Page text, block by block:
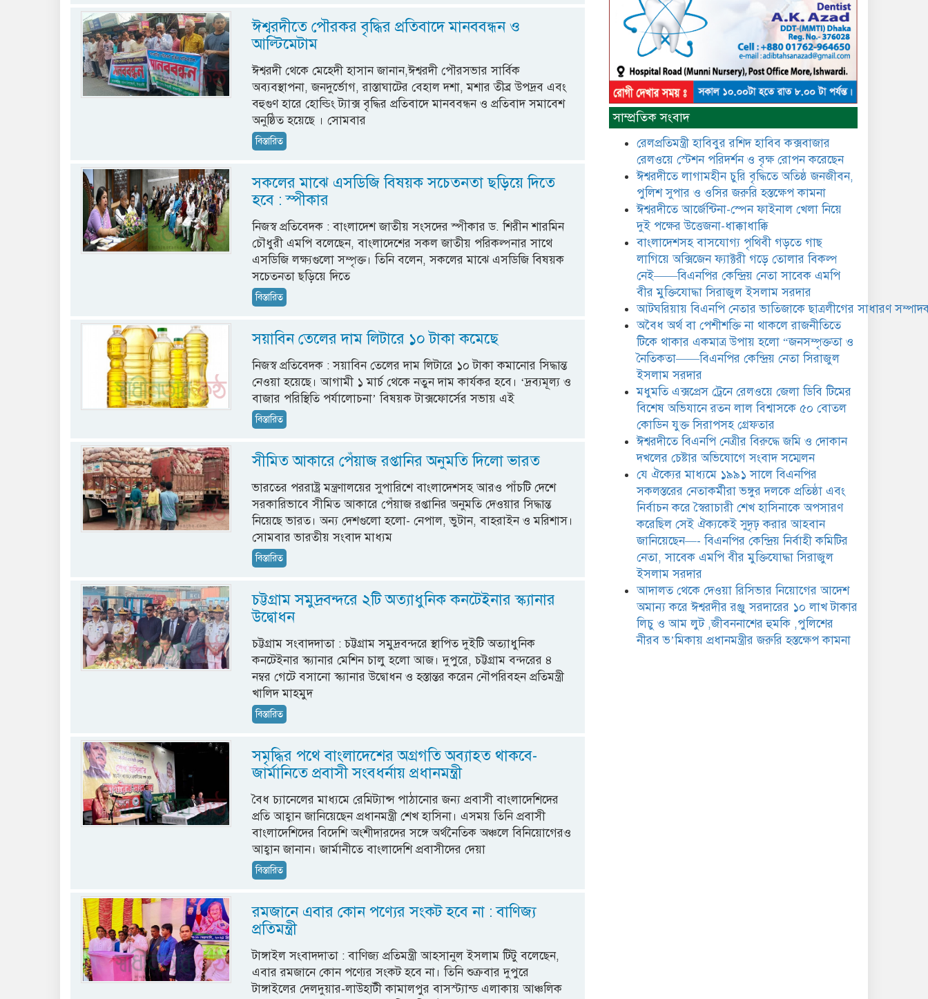
ঈশ্বরদীতে পৌরকর বৃদ্ধির প্রতিবাদে মানববন্ধন ও
আল্টিমেটাম
ঈশ্বরদী থেকে মেহেদী হাসান জানান,ঈশ্বরদী পৌরসভার সার্বিক
অব্যবস্থাপনা, জনদুর্ভোগ, রাস্তাঘাটের বেহাল দশা, মশার তীব্র উপদ্রব এবং
বহুগুণ হারে হোল্ডিং ট্যাক্স বৃদ্ধির প্রতিবাদে মানববন্ধন ও প্রতিবাদ সমাবেশ
অনুষ্ঠিত হয়েছে । সোমবার
বিস্তারিত
সকলের মাঝে এসডিজি বিষয়ক সচেতনতা ছড়িয়ে দিতে
হবে : স্পীকার
নিজস্ব প্রতিবেদক : বাংলাদেশ জাতীয় সংসদের স্পীকার ড. শিরীন শারমিন
চৌধুরী এমপি বলেছেন, বাংলাদেশের সকল জাতীয় পরিকল্পনার সাথে
এসডিজি লক্ষ্যগুলো সম্পৃক্ত। তিনি বলেন, সকলের মাঝে এসডিজি বিষয়ক
সচেতনতা ছড়িয়ে দিতে
বিস্তারিত
সয়াবিন তেলের দাম লিটারে ১০ টাকা কমেছে
নিজস্ব প্রতিবেদক : সয়াবিন তেলের দাম লিটারে ১০ টাকা কমানোর সিদ্ধান্ত
নেওয়া হয়েছে। আগামী ১ মার্চ থেকে নতুন দাম কার্যকর হবে। ‘দ্রব্যমূল্য ও
বাজার পরিস্থিতি পর্যালোচনা’ বিষয়ক টাক্সফোর্সের সভায় এই
বিস্তারিত
সীমিত আকারে পেঁয়াজ রপ্তানির অনুমতি দিলো ভারত
ভারতের পররাষ্ট্র মন্ত্রণালয়ের সুপারিশে বাংলাদেশসহ আরও পাঁচটি দেশে
সরকারিভাবে সীমিত আকারে পেঁয়াজ রপ্তানির অনুমতি দেওয়ার সিদ্ধান্ত
নিয়েছে ভারত। অন্য দেশগুলো হলো- নেপাল, ভুটান, বাহরাইন ও মরিশাস।
সোমবার ভারতীয় সংবাদ মাধ্যম
বিস্তারিত
চট্টগ্রাম সমুদ্রবন্দরে ২টি অত্যাধুনিক কনটেইনার স্ক্যানার
উদ্বোধন
চট্টগ্রাম সংবাদদাতা : চট্টগ্রাম সমুদ্রবন্দরে স্থাপিত দুইটি অত্যাধুনিক
কনটেইনার স্ক্যানার মেশিন চালু হলো আজ। দুপুরে, চট্টগ্রাম বন্দরের ৪
নম্বর গেটে বসানো স্ক্যানার উদ্বোধন ও হস্তান্তর করেন নৌপরিবহন প্রতিমন্ত্রী
খালিদ মাহমুদ
বিস্তারিত
সমৃদ্ধির পথে বাংলাদেশের অগ্রগতি অব্যাহত থাকবে-
জার্মানিতে প্রবাসী সংবধর্নায় প্রধানমন্ত্রী
বৈধ চ্যানেলের মাধ্যমে রেমিট্যান্স পাঠানোর জন্য প্রবাসী বাংলাদেশিদের
প্রতি আহ্বান জানিয়েছেন প্রধানমন্ত্রী শেখ হাসিনা। এসময় তিনি প্রবাসী
বাংলাদেশিদের বিদেশি অংশীদারদের সঙ্গে অর্থনৈতিক অঞ্চলে বিনিয়োগেরও
আহ্বান জানান। জার্মানীতে বাংলাদেশি প্রবাসীদের দেয়া
বিস্তারিত
রমজানে এবার কোন পণ্যের সংকট হবে না : বাণিজ্য
প্রতিমন্ত্রী
টাঙ্গাইল সংবাদদাতা : বাণিজ্য প্রতিমন্ত্রী আহসানুল ইসলাম টিটু বলেছেন,
এবার রমজানে কোন পণ্যের সংকট হবে না। তিনি শুক্রবার দুপুরে
টাঙ্গাইলের দেলদুয়ার-লাউহাটী কামালপুর বাসস্ট্যান্ড এলাকায় আঞ্চলিক
আটঘরিয়ায় বিএনপি নেতার ভাতিজাকে ছাত্রলীগের সাধারণ সম্পাদক
​​অবৈধ অর্থ বা পেশীশক্তি না থাকলে
রাজনীতিতে টিকে থাকার একমাত্র
উপায় হলো “জনসম্পৃক্ততা ও
নৈতিকতা——বিএনপির কেন্দ্রিয়
নেতা সিরাজুল ইসলাম সরদার
জেলা ডিবি টিমের বিশেষ অভিযানে
রতন লাল বিশ্বাসকে ৫০ বোতল
কোডিন যুক্ত সিরাপসহ গ্রেফতার
ঈশ্বরদীতে বিএনপি নেত্রীর বিরুদ্ধে
জমি ও দোকান দখলের চেষ্টার
অভিযোগে সংবাদ সম্মেলন
যে ঐক্যের মাধ্যমে ১৯৯১ সালে
বিএনপির সকলস্তরের নেতাকর্মীরা
ভঙ্গুর দলকে প্রতিষ্ঠা এবং নির্বাচন
করে স্বৈরাচারী শেখ হাসিনাকে
অপসারণ করেছিল সেই ঐক্যকেই
সুদৃঢ় করার আহবান জানিয়েছেন—- বিএনপির কেন্দ্রিয়
নির্বাহী কমিটির নেতা, সাবেক এমপি বীর মুক্তিযোদ্ধা
সিরাজুল ইসলাম সরদার
আদালত থেকে দেওয়া রিসিভার
নিয়োগের আদেশ অমান্য করে
টাকার লিচু ও আম লুট
,জীবননাশের হুমকি ,পুলিশের
নীরব ভ’মিকায় প্রধানমন্ত্রীর জরুরি হস্তক্ষেপ কামনা
সাম্প্রতিক সংবাদ
রেলপ্রতিমন্ত্রী হাবিবুর রশিদ হাবিব কক্সবাজার
রেলওয়ে স্টেশন পরিদর্শন ও বৃক্ষ রোপন করেছেন
ঈশ্বরদীতে লাগামহীন চুরি বৃদ্ধিতে অতিষ্ঠ জনজীবন,
পুলিশ সুপার ও ওসির জরুরি হস্তক্ষেপ কামনা ​
ঈশ্বরদীতে আর্জেন্টিনা-স্পেন ফাইনাল খেলা নিয়ে
দুই পক্ষের উত্তেজনা-ধাক্কাধাক্কি
বাংলাদেশসহ বাসযোগ্য পৃথিবী গড়তে গাছ
লাগিয়ে অক্সিজেন ফ্যাক্টরী গড়ে তোলার বিকল্প
নেই——বিএনপির কেন্দ্রিয় নেতা সাবেক এমপি
বীর মুক্তিযোদ্ধা সিরাজুল ইসলাম সরদার
আটঘরিয়ায় বিএনপি নেতার ভাতিজাকে ছাত্রলীগের সাধারণ
​​অবৈধ অর্থ বা পেশীশক্তি না থাকলে রাজনীতিতে
টিকে থাকার একমাত্র উপায় হলো “জনসম্পৃক্ততা ও
নৈতিকতা——বিএনপির কেন্দ্রিয় নেতা সিরাজুল
ইসলাম সরদার
মধুমতি এক্সপ্রেস ট্রেনে রেলওয়ে জেলা ডিবি টিমের
বিশেষ অভিযানে রতন লাল বিশ্বাসকে ৫০ বোতল
কোডিন যুক্ত সিরাপসহ গ্রেফতার
ঈশ্বরদীতে বিএনপি নেত্রীর বিরুদ্ধে জমি ও দোকান
দখলের চেষ্টার অভিযোগে সংবাদ সম্মেলন
যে ঐক্যের মাধ্যমে ১৯৯১ সালে বিএনপির
সকলস্তরের নেতাকর্মীরা ভঙ্গুর দলকে প্রতিষ্ঠা এবং
নির্বাচন করে স্বৈরাচারী শেখ হাসিনাকে অপসারণ
করেছিল সেই ঐক্যকেই সুদৃঢ় করার আহবান
জানিয়েছেন—- বিএনপির কেন্দ্রিয় নির্বাহী কমিটির
নেতা, সাবেক এমপি বীর মুক্তিযোদ্ধা সিরাজুল
ইসলাম সরদার
আদালত থেকে দেওয়া রিসিভার নিয়োগের আদেশ
অমান্য করে ঈশ্বরদীর রঞ্জু সরদারের ১০ লাখ টাকার
লিচু ও আম লুট ,জীবননাশের হুমকি ,পুলিশের
নীরব ভ’মিকায় প্রধানমন্ত্রীর জরুরি হস্তক্ষেপ কামনা